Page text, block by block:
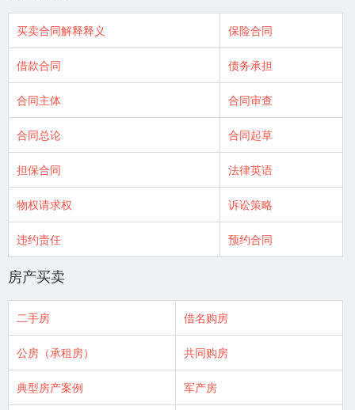
买卖合同解释释义 保险合同
借款合同 债务承担
合同主体 合同审查
合同总论 合同起草
担保合同 法律英语
物权请求权 诉讼策略
违约责任 预约合同
房产买卖
二手房 借名购房
公房（承租房） 共同购房
典型房产案例 军产房